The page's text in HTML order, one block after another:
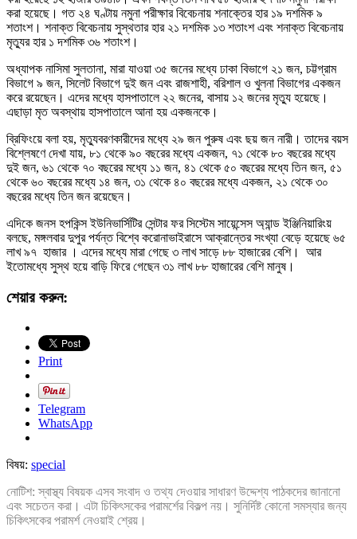
করা হয়েছে। গত ২৪ ঘণ্টায় নমুনা পরীক্ষার বিবেচনায় শনাক্তের হার ১৯ দশমিক ৯
শতাংশ। শনাক্ত বিবেচনায় সুস্থতার হার ২১ দশমিক ১৩ শতাংশ এবং শনাক্ত বিবেচনায়
মৃত্যুর হার ১ দশমিক ৩৬ শতাংশ।
অধ্যাপক নাসিমা সুলতানা, মারা যাওয়া ৩৫ জনের মধ্যে ঢাকা বিভাগে ২১ জন, চট্টগ্রাম
বিভাগে ৯ জন, সিলেট বিভাগে দুই জন এবং রাজশাহী, বরিশাল ও খুলনা বিভাগের একজন
করে রয়েছেন। এদের মধ্যে হাসপাতালে ২২ জনের, বাসায় ১২ জনের মৃত্যু হয়েছে।
এছাড়া মৃত অবস্থায় হাসপাতালে আনা হয় একজনকে।
ব্রিফিংয়ে বলা হয়, মৃত্যুবরণকারীদের মধ্যে ২৯ জন পুরুষ এবং ছয় জন নারী। তাদের বয়স
বিশ্লেষণে দেখা যায়, ৮১ থেকে ৯০ বছরের মধ্যে একজন, ৭১ থেকে ৮০ বছরের মধ্যে
দুই জন, ৬১ থেকে ৭০ বছরের মধ্যে ১১ জন, ৪১ থেকে ৫০ বছরের মধ্যে তিন জন, ৫১
থেকে ৬০ বছরের মধ্যে ১৪ জন, ৩১ থেকে ৪০ বছরের মধ্যে একজন, ২১ থেকে ৩০
বছরের মধ্যে তিন জন রয়েছেন।
এদিকে জনস হপকিন্স ইউনিভার্সিটির সেন্টার ফর সিস্টেম সায়েন্সেস অ্যান্ড ইঞ্জিনিয়ারিংয়
বলছে, মঙ্গলবার দুপুর পর্যন্ত বিশ্বে করোনাভাইরাসে আক্রান্তের সংখ্যা বেড়ে হয়েছে ৬৫
লাখ ৯৭ হাজার । এদের মধ্যে মারা গেছে ৩ লাখ সাড়ে ৮৮ হাজারের বেশি। আর
ইতোমধ্যে সুস্থ হয়ে বাড়ি ফিরে গেছেন ৩১ লাখ ৮৮ হাজারের বেশি মানুষ।
শেয়ার করুন:
Print
Telegram
WhatsApp
বিষয়: special
নোটিশ: স্বাস্থ্য বিষয়ক এসব সংবাদ ও তথ্য দেওয়ার সাধারণ উদ্দেশ্য পাঠকদের জানানো
এবং সচেতন করা। এটা চিকিৎসকের পরামর্শের বিকল্প নয়। সুনির্দিষ্ট কোনো সমস্যার জন্য
চিকিৎসকের পরামর্শ নেওয়াই শ্রেয়।